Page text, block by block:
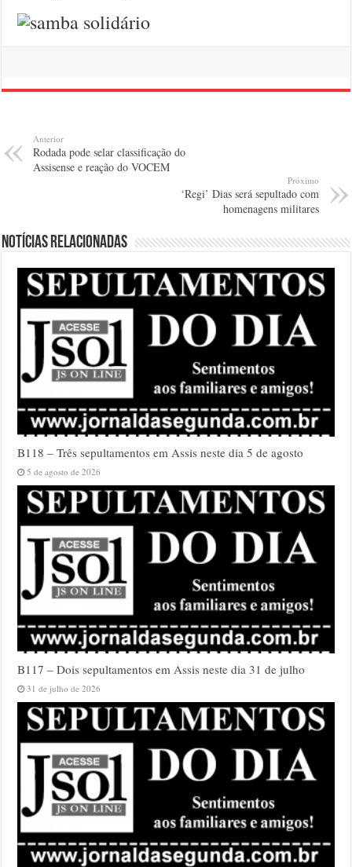
Anterior
Rodada pode selar classificação do
Assisense e reação do VOCEM
Próximo
‘Regi’ Dias será sepultado com
homenagens militares
Notícias relacionadas
B118 – Três sepultamentos em Assis neste dia 5 de agosto
5 de agosto de 2026
B117 – Dois sepultamentos em Assis neste dia 31 de julho
31 de julho de 2026